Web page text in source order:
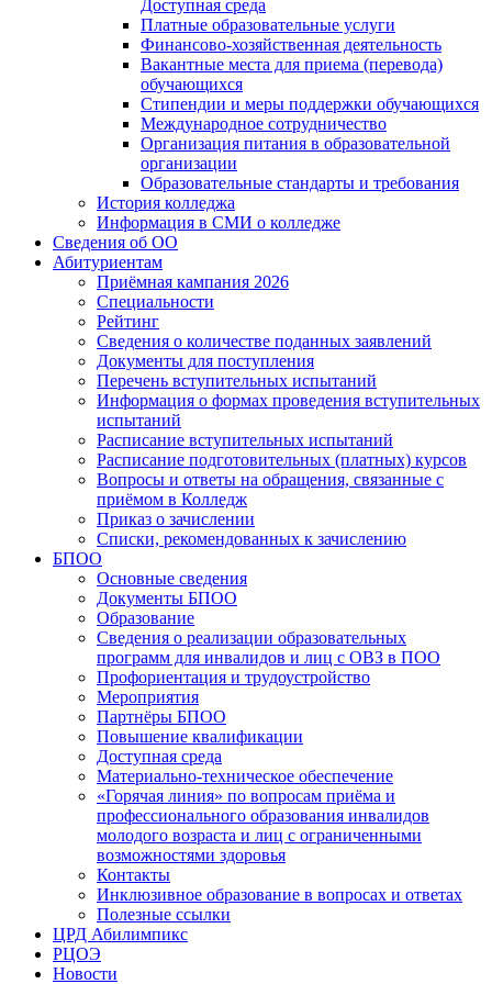
Доступная среда
Платные образовательные услуги
Финансово-хозяйственная деятельность
Вакантные места для приема (перевода)
обучающихся
Стипендии и меры поддержки обучающихся
Международное сотрудничество
Организация питания в образовательной
организации
Образовательные стандарты и требования
История колледжа
Информация в СМИ о колледже
Сведения об ОО
Абитуриентам
Приёмная кампания 2026
Специальности
Рейтинг
Сведения о количестве поданных заявлений
Документы для поступления
Перечень вступительных испытаний
Информация о формах проведения вступительных
испытаний
Расписание вступительных испытаний
Расписание подготовительных (платных) курсов
Вопросы и ответы на обращения, связанные с
приёмом в Колледж
Приказ о зачислении
Списки, рекомендованных к зачислению
БПОО
Основные сведения
Документы БПОО
Образование
Сведения о реализации образовательных
программ для инвалидов и лиц с ОВЗ в ПОО
Профориентация и трудоустройство
Мероприятия
Партнёры БПОО
Повышение квалификации
Доступная среда
Материально-техническое обеспечение
«Горячая линия» по вопросам приёма и
профессионального образования инвалидов
молодого возраста и лиц с ограниченными
возможностями здоровья
Контакты
Инклюзивное образование в вопросах и ответах
Полезные ссылки
ЦРД Абилимпикс
РЦОЭ
Новости